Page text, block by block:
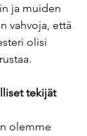
ja muiden
vahvoja, että
olisi
tekijät
olemme